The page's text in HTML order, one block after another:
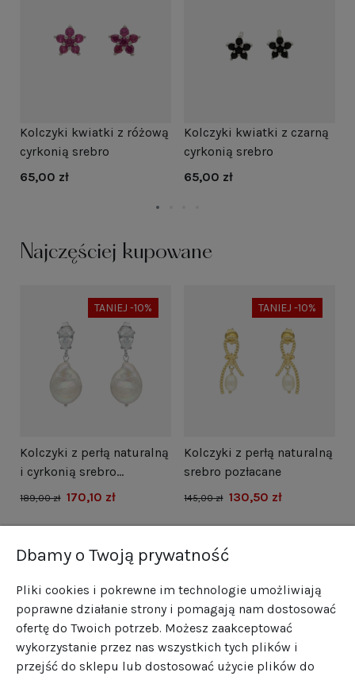
Kolczyki kwiatki z różową
cyrkonią srebro
65,00 zł
Kolczyki kwiatki z czarną
cyrkonią srebro
65,00 zł
Najczęściej kupowane
TANIEJ -10%
Kolczyki z perłą naturalną
i cyrkonią srebro
rodowane
189,00 zł 170,10 zł
TANIEJ -10%
Kolczyki z perłą naturalną
srebro pozłacane
145,00 zł 130,50 zł
Dbamy o Twoją prywatność
Pliki cookies i pokrewne im technologie umożliwiają
poprawne działanie strony i pomagają nam dostosować
ofertę do Twoich potrzeb. Możesz zaakceptować
wykorzystanie przez nas wszystkich tych plików i
przejść do sklepu lub dostosować użycie plików do